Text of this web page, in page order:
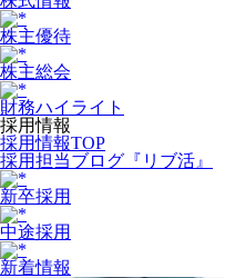
株主優待
株主総会
財務ハイライト
採用情報
採用情報TOP
採用担当ブログ『リブ活』
新卒採用
中途採用
新着情報